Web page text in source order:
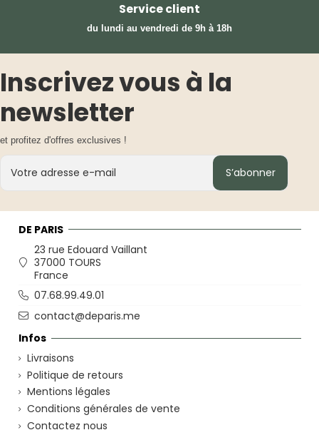
Service client
du lundi au vendredi de 9h à 18h
Inscrivez vous à la
newsletter
et profitez d'offres exclusives !
S’abonner
Infos
Livraisons
Politique de retours
Mentions légales
Conditions générales de vente
Contactez nous
DE PARIS
23 rue Edouard Vaillant
37000 TOURS
France
07.68.99.49.01
contact@deparis.me